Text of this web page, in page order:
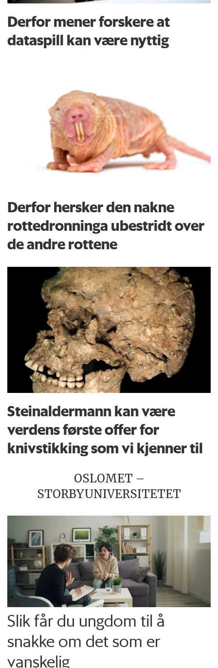
Derfor mener forskere at
dataspill kan være nyttig
Derfor hersker den nakne
rottedronninga ubestridt over
de andre rottene
Steinaldermann kan være
verdens første offer for
knivstikking som vi kjenner til
OSLOMET –
STORBYUNIVERSITETET
Slik får du ungdom til å
snakke om det som er
vanskelig